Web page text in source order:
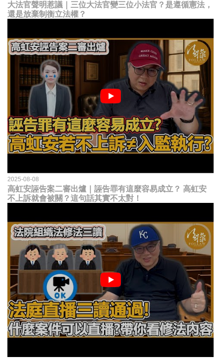
大法官聲明惹議｜三位大法官變三位小法官？是遵循憲法，
還是放棄制衡立法權？
2025-08-08
高虹安誣告案二審出爐｜誣告罪有這麼容易成立？ 高虹安
不上訴就會被關？這句話其實不太對！